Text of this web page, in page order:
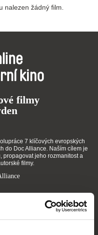
nalezen žádný film.
kino
filmy
7 klíčových evropských
do Doc Alliance. Naším cílem je
propagovat jeho rozmanitost a
filmy.